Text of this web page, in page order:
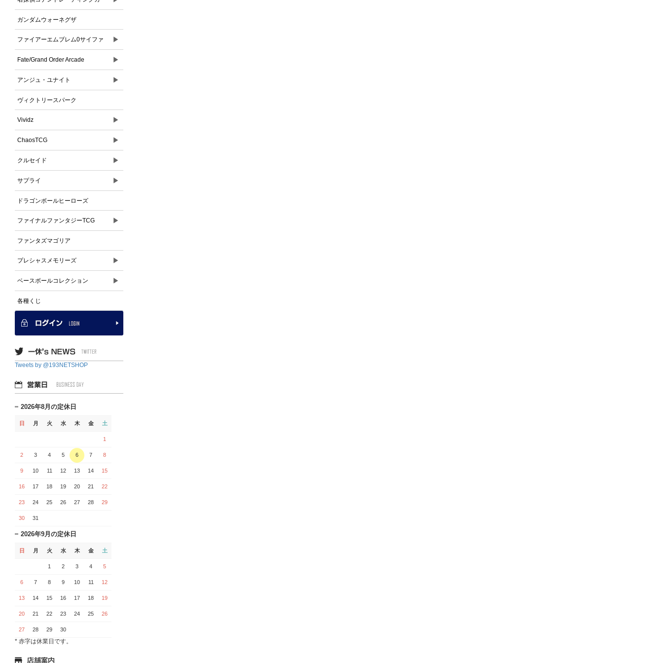
ドゲーム
ガンダムウォーネグザ
ファイアーエムブレム0サイファ ▶
Fate/Grand Order Arcade ▶
アンジュ・ユナイト ▶
ヴィクトリースパーク
Vividz ▶
ChaosTCG ▶
クルセイド ▶
サプライ ▶
ドラゴンボールヒーローズ
ファイナルファンタジーTCG ▶
ファンタズマゴリア
プレシャスメモリーズ ▶
ベースボールコレクション ▶
各種くじ
Tweets by @193NETSHOP
2026年8月の定休日
日 月 火 水 木 金 土
1
2 3 4 5 6 7 8
9 10 11 12 13 14 15
16 17 18 19 20 21 22
23 24 25 26 27 28 29
30 31
2026年9月の定休日
日 月 火 水 木 金 土
1 2 3 4 5
6 7 8 9 10 11 12
13 14 15 16 17 18 19
20 21 22 23 24 25 26
27 28 29 30
* 赤字は休業日です。